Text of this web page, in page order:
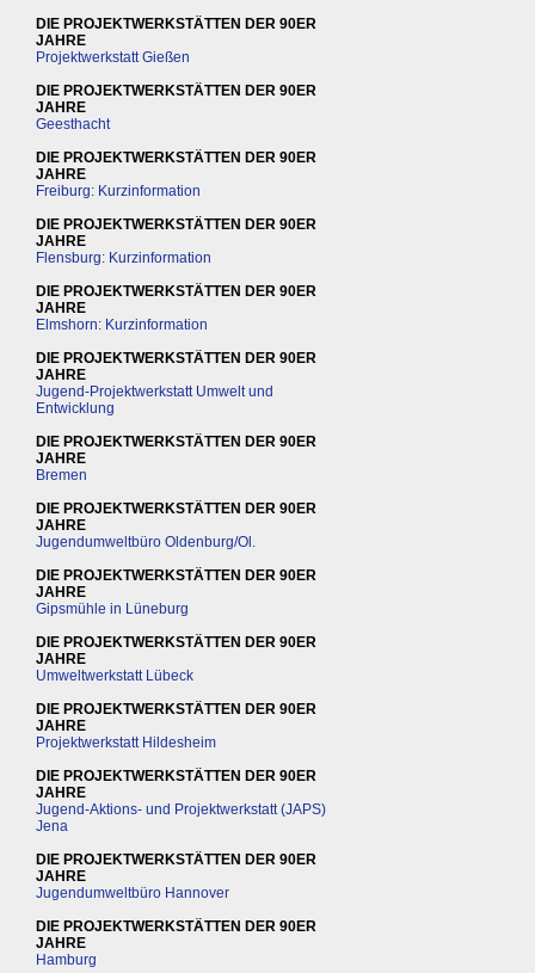
DIE PROJEKTWERKSTÄTTEN DER 90ER
JAHRE
Projektwerkstatt Gießen
DIE PROJEKTWERKSTÄTTEN DER 90ER
JAHRE
Geesthacht
DIE PROJEKTWERKSTÄTTEN DER 90ER
JAHRE
Freiburg: Kurzinformation
DIE PROJEKTWERKSTÄTTEN DER 90ER
JAHRE
Flensburg: Kurzinformation
DIE PROJEKTWERKSTÄTTEN DER 90ER
JAHRE
Elmshorn: Kurzinformation
DIE PROJEKTWERKSTÄTTEN DER 90ER
JAHRE
Jugend-Projektwerkstatt Umwelt und
Entwicklung
DIE PROJEKTWERKSTÄTTEN DER 90ER
JAHRE
Bremen
DIE PROJEKTWERKSTÄTTEN DER 90ER
JAHRE
Jugendumweltbüro Oldenburg/Ol.
DIE PROJEKTWERKSTÄTTEN DER 90ER
JAHRE
Gipsmühle in Lüneburg
DIE PROJEKTWERKSTÄTTEN DER 90ER
JAHRE
Umweltwerkstatt Lübeck
DIE PROJEKTWERKSTÄTTEN DER 90ER
JAHRE
Projektwerkstatt Hildesheim
DIE PROJEKTWERKSTÄTTEN DER 90ER
JAHRE
Jugend-Aktions- und Projektwerkstatt (JAPS)
Jena
DIE PROJEKTWERKSTÄTTEN DER 90ER
JAHRE
Jugendumweltbüro Hannover
DIE PROJEKTWERKSTÄTTEN DER 90ER
JAHRE
Hamburg